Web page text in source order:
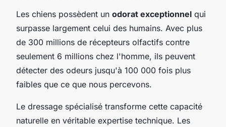
Les chiens possèdent un odorat exceptionnel qui
surpasse largement celui des humains. Avec plus
de 300 millions de récepteurs olfactifs contre
seulement 6 millions chez l'homme, ils peuvent
détecter des odeurs jusqu'à 100 000 fois plus
faibles que ce que nous percevons.
Le dressage spécialisé transforme cette capacité
naturelle en véritable expertise technique. Les